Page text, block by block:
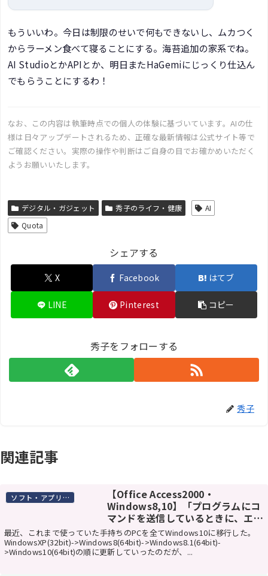
もういいわ。今日は制限のせいで何もできないし、ムカつく
からラーメン食べて寝ることにする。海苔追加の家系でね。
AI StudioとかAPIとか、明日またHaGemiにじっくり仕込ん
でもらうことにするわ！
なお、この内容は執筆時点での個人の体験に基づいています。AIの仕
様は日々アップデートされるため、正確な最新情報は公式サイト等で
ご確認ください。実際の操作や判断はご自身の目でお確かめいただく
ようお願いいたします。
デジタル・ガジェット 秀子のライフ・健康
AI
Quota
シェアする
X Facebook はてブ
LINE Pinterest コピー
秀子をフォローする
秀子
関連記事
ソフト・アプリケーション
【Office Access2000・
Windows8,10】「プログラムにコ
マンドを送信しているときに、エラ
ーが発生しました」の解決法
最近、これまで使っていた手持ちのPCを全てWindows10に移行した。
WindowsXP(32bit)->Windows8(64bit)->Windows8.1(64bit)-
>Windows10(64bit)の順に更新していったのだが、...